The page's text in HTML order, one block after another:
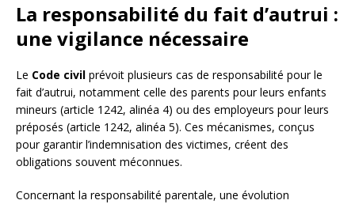
La responsabilité du fait d’autrui :
une vigilance nécessaire
Le Code civil prévoit plusieurs cas de responsabilité pour le
fait d’autrui, notamment celle des parents pour leurs enfants
mineurs (article 1242, alinéa 4) ou des employeurs pour leurs
préposés (article 1242, alinéa 5). Ces mécanismes, conçus
pour garantir l’indemnisation des victimes, créent des
obligations souvent méconnues.
Concernant la responsabilité parentale, une évolution